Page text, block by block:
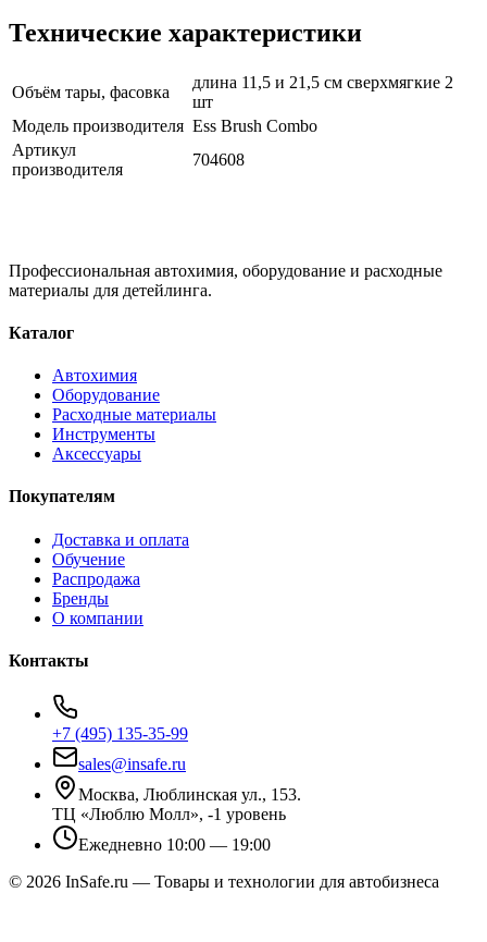
Технические характеристики
Объём тары, фасовка
длина 11,5 и 21,5 см сверхмягкие 2
шт
Модель производителя Ess Brush Combo
Артикул
производителя
704608
Профессиональная автохимия, оборудование и расходные
материалы для детейлинга.
Каталог
Автохимия
Оборудование
Расходные материалы
Инструменты
Аксессуары
Покупателям
Доставка и оплата
Обучение
Распродажа
Бренды
О компании
Контакты
+7 (495) 135-35-99
sales@insafe.ru
Москва, Люблинская ул., 153.
ТЦ «Люблю Молл», -1 уровень
Ежедневно 10:00 — 19:00
© 2026 InSafe.ru — Товары и технологии для автобизнеса